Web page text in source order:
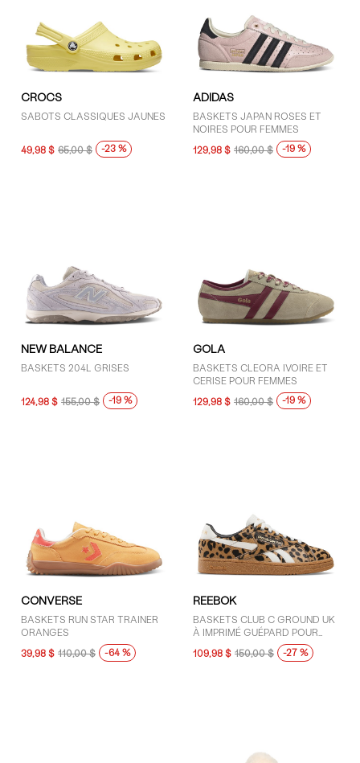
CROCS
SABOTS CLASSIQUES JAUNES
49,98 $ 65,00 $ -23 %
ADIDAS
BASKETS JAPAN ROSES ET
NOIRES POUR FEMMES
129,98 $ 160,00 $ -19 %
NEW BALANCE
BASKETS 204L GRISES
124,98 $ 155,00 $ -19 %
GOLA
BASKETS CLEORA IVOIRE ET
CERISE POUR FEMMES
129,98 $ 160,00 $ -19 %
CONVERSE
BASKETS RUN STAR TRAINER
ORANGES
39,98 $ 110,00 $ -64 %
REEBOK
BASKETS CLUB C GROUND UK
À IMPRIMÉ GUÉPARD POUR
FEMMES
109,98 $ 150,00 $ -27 %